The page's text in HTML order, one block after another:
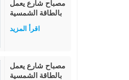
أضواء خرافية على
شكل نجمة، ديكور
خارجي للحديقة
مصباح شارع يعمل
بالطاقة الشمسية
مدمج عالي الجودة
بقوة 38 وات،
LED للحديقة
والطريق، مصنف
اقرأ المزيد
مصباح شارع يعمل
بالطاقة الشمسية